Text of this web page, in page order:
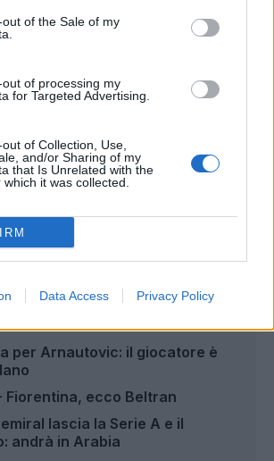
of the Sale of my
of processing my
for Targeted Advertising.
of Collection, Use,
and/or Sharing of my
that Is Unrelated with the
it was collected.
Data Access Privacy Policy
e nella serata di domenica
contatti con l'entourage.Al
priorità.
Fantacalcio.it
per Arnautovic: il giocatore è
- Fiorentina, ecco Beltran
lascia la Serie A e il
andrà in Arabia